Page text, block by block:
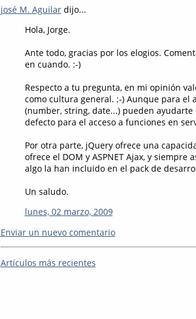
josé M. Aguilardijo...
Hola, Jorge.
Ante todo, gracias por los elogios.
en cuando. :-)
Respecto a tu pregunta, en mi opinión
como cultura general. ;-) Aunque para el
(number, string, date...) pueden
defecto para el acceso a funciones en
Por otra parte, jQuery ofrece una
ofrece el DOM y ASPNET Ajax, y
algo la han incluido en el pack de
Un saludo.
lunes, 02 marzo, 2009
Enviar un nuevo comentario
Artículos más recientes